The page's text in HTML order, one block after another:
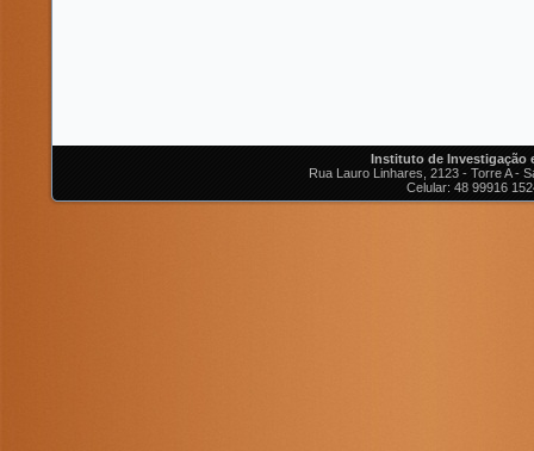
Instituto de Investigação
Rua Lauro Linhares, 2123 - Torre A -
Celular: 48 99916